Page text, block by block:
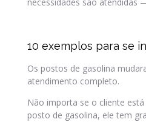
necessidades são atendidas
10 exemplos para se
Os postos de gasolina
atendimento completo.
Não importa se o cliente
posto de gasolina, ele tem